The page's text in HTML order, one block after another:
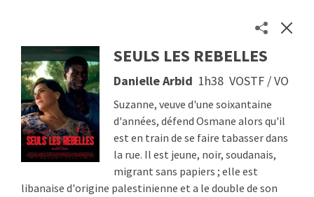
SEULS LES REBELLES
Danielle Arbid 1h38 VOSTF / VO
Suzanne, veuve d'une soixantaine
d'années, défend Osmane alors qu'il
est en train de se faire tabasser dans
la rue. Il est jeune, noir, soudanais,
migrant sans papiers ; elle est
libanaise d'origine palestinienne et a le double de son
Les séances des cinémas toulousains en un clic
Séances
Cinémas
À propos
Contact
Soutenir
Etienne Delcambre